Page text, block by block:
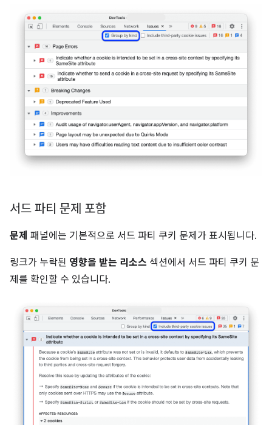
서드 파티 문제 포함
문제 패널에는 기본적으로 서드 파티 쿠키 문제가 표시됩니다.
링크가 누락된 영향을 받는 리소스 섹션에서 서드 파티 쿠키 문
제를 확인할 수 있습니다.